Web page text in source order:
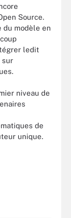
Source.
du modèle en
ledit
sur
niveau de
de
unique.